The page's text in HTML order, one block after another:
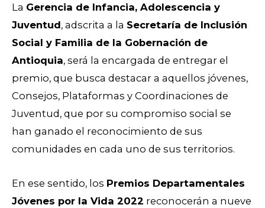
La Gerencia de Infancia, Adolescencia y
Juventud, adscrita a la Secretaría de Inclusión
Social y Familia de la Gobernación de
Antioquia, será la encargada de entregar el
premio, que busca destacar a aquellos jóvenes,
Consejos, Plataformas y Coordinaciones de
Juventud, que por su compromiso social se
han ganado el reconocimiento de sus
comunidades en cada uno de sus territorios.
En ese sentido, los Premios Departamentales
Jóvenes por la Vida 2022 reconocerán a nueve